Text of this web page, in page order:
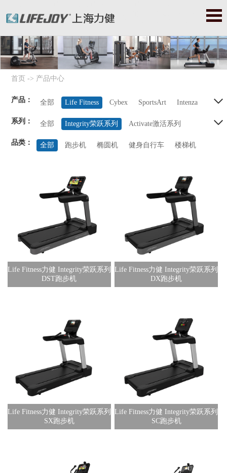
身器|力健健身器材|赛佰斯|赛百斯|Cybex|赛佰斯跑步机|赛佰斯器
械|赛佰斯健身器|赛佰斯健身器材
首页 -> 产品中心
产品： 全部 Life Fitness Cybex SportsArt Intenza
Balanced Body Precor StarTrac Octane
系列： 全部 Integrity荣跃系列 Activate激活系列
ICG系列 GX系列 Insignia系列
Axiom系列 Hammer Strength豪迈系列
品类： 全部 跑步机 椭圆机 健身自行车 楼梯机
Life Fitness力健 Integrity荣跃系列
DST跑步机
Life Fitness力健 Integrity荣跃系列
DX跑步机
Life Fitness力健 Integrity荣跃系列
SX跑步机
Life Fitness力健 Integrity荣跃系列
SC跑步机